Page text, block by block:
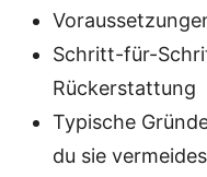
Schritt-für-
Rückerstattung
Typische
du sie